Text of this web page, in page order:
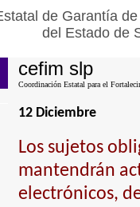
de Garantía
del Estado de
cefim slp
Coordinación Estatal para el
12 Diciembre
Los sujetos
mantendrán
electrónicos,